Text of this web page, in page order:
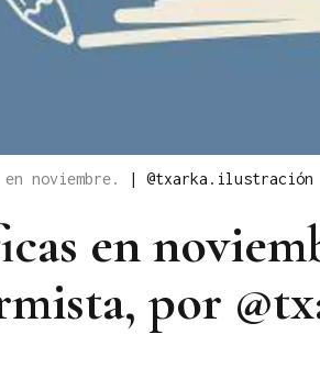
noviembre. | @txarka.ilustración
en
por